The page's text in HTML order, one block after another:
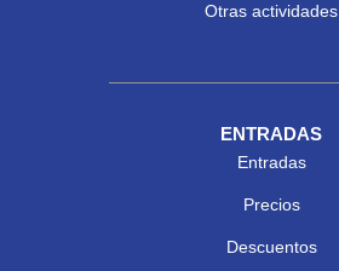
Otras actividades
ENTRADAS
Entradas
Precios
Descuentos